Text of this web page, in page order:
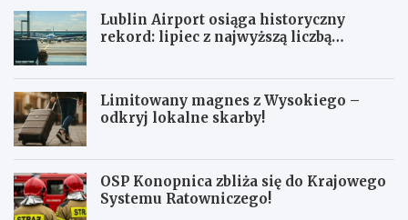
Lublin Airport osiąga historyczny
rekord: lipiec z najwyższą liczbą
Limitowany magnes z Wysokiego –
odkryj lokalne skarby!
OSP Konopnica zbliża się do Krajowego
Systemu Ratowniczego!